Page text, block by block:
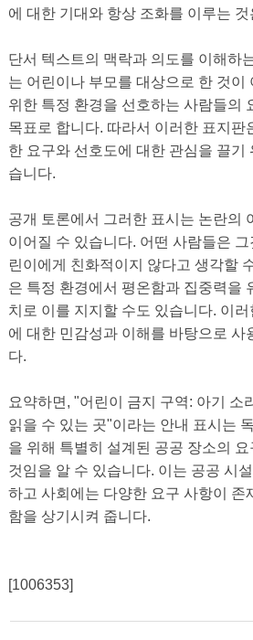
에 대한 기대와 항상 조화를 이루는
단서 텍스트의 맥락과 의도를 이해하
는 어린이나 부모를 대상으로 한 것이
위한 특정 환경을 선호하는 사람들의
목표로 합니다. 따라서 이러한 표지판
한 요구와 선호도에 대한 관심을 끌기
습니다.
공개 토론에서 그러한 표시는 논란의
이어질 수 있습니다. 어떤 사람들은
린이에게 친화적이지 않다고 생각할
은 특정 환경에서 평온함과 집중력을
치로 이를 지지할 수도 있습니다. 이
에 대한 민감성과 이해를 바탕으로 사
다.
요약하면, "어린이 금지 구역: 아기 소
읽을 수 있는 곳"이라는 안내 표시는
을 위해 특별히 설계된 공공 장소의
것임을 알 수 있습니다. 이는 공공 시
하고 사회에는 다양한 요구 사항이 존
함을 상기시켜 줍니다.
[1006353]